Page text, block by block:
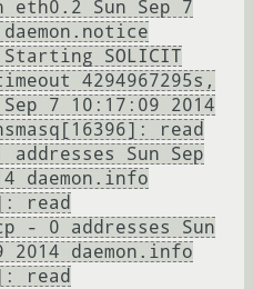
eth0.2 Sun Sep 7
SOLICIT
4294967295s,
7 10:17:09 2014
read
Sun Sep
daemon.info
read
- 0 addresses Sun
2014 daemon.info
read